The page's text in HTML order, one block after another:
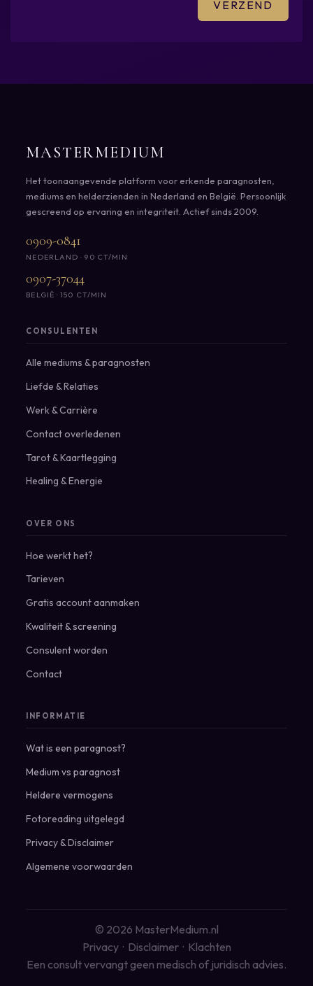
MASTERMEDIUM
Het toonaangevende platform voor erkende paragnosten,
mediums en helderzienden in Nederland en België. Persoonlijk
gescreend op ervaring en integriteit. Actief sinds 2009.
0909-0841
NEDERLAND · 90 CT/MIN
0907-37044
BELGIË · 150 CT/MIN
CONSULENTEN
Alle mediums & paragnosten
Liefde & Relaties
Werk & Carrière
Contact overledenen
Tarot & Kaartlegging
Healing & Energie
OVER ONS
Hoe werkt het?
Tarieven
Gratis account aanmaken
Kwaliteit & screening
Consulent worden
Contact
INFORMATIE
Wat is een paragnost?
Medium vs paragnost
Heldere vermogens
Fotoreading uitgelegd
Privacy&Disclaimer
Algemene voorwaarden
© 2026 MasterMedium.nl
Privacy· Disclaimer· Klachten
Een consult vervangt geen medisch of juridisch advies.